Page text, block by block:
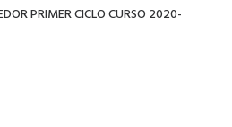
PRIMER CICLO CURSO 2020-